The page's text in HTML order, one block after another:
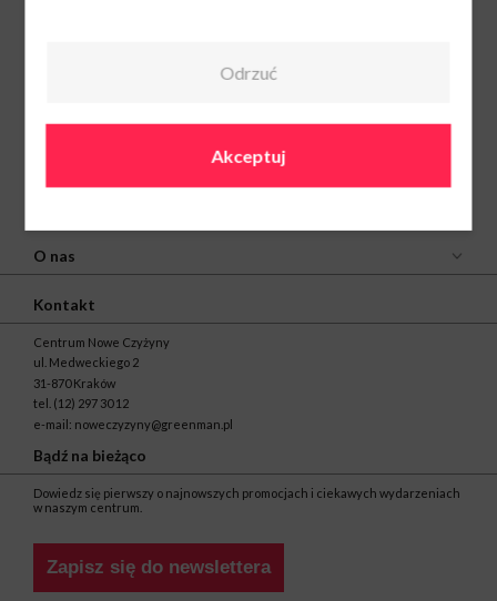
O nas
Kontakt
Centrum Nowe Czyżyny
ul. Medweckiego 2
31-870 Kraków
tel. (12) 297 30 12
e-mail: noweczyzyny@greenman.pl
Bądź na bieżąco
Dowiedz się pierwszy o najnowszych promocjach i ciekawych wydarzeniach
w naszym centrum.
Zapisz się do newslettera
Odrzuć
Akceptuj